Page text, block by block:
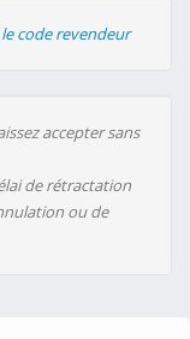
code revendeur
accepter sans
de rétractation
ou de